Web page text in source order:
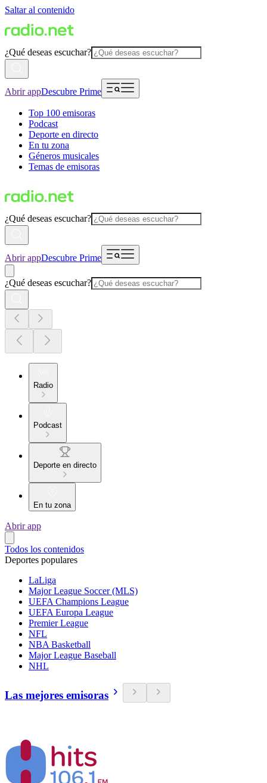
Saltar al contenido
¿Qué deseas escuchar?
Abrir appDescubre Prime
Top 100 emisoras
Podcast
Deporte en directo
En tu zona
Géneros musicales
Temas de emisoras
¿Qué deseas escuchar?
Abrir appDescubre Prime
¿Qué deseas escuchar?
Radio
Podcast
Deporte en directo
En tu zona
Abrir app
Todos los contenidos
Deportes populares
LaLiga
Major League Soccer (MLS)
UEFA Champions League
UEFA Europa League
Premier League
NFL
NBA Basketball
Major League Baseball
NHL
Las mejores emisoras